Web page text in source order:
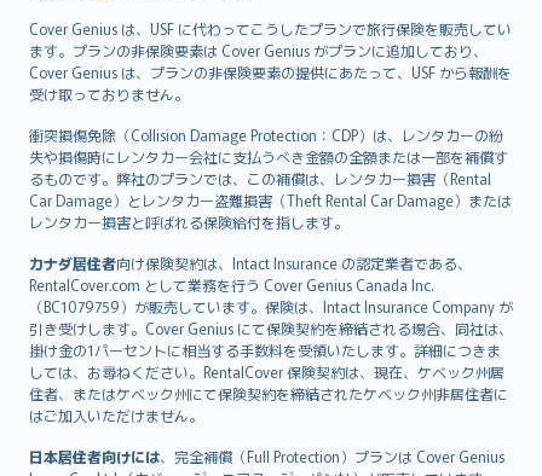
Cover Genius は、USF に代わってこうしたプランで旅行保険を販売してい
ます。プランの非保険要素は Cover Genius がプランに追加しており、
Cover Genius は、プランの非保険要素の提供にあたって、USF から報酬を
受け取っておりません。
衝突損傷免除（Collision Damage Protection：CDP）は、レンタカーの紛
失や損傷時にレンタカー会社に支払うべき金額の全額または一部を補償す
るものです。弊社のプランでは、この補償は、レンタカー損害（Rental
Car Damage）とレンタカー盗難損害（Theft Rental Car Damage）または
レンタカー損害と呼ばれる保険給付を指します。
カナダ居住者向け保険契約は、Intact Insurance の認定業者である、
RentalCover.com として業務を行う Cover Genius Canada Inc.
（BC1079759）が販売しています。保険は、Intact Insurance Company が
引き受けします。Cover Genius にて保険契約を締結される場合、同社は、
掛け金の1パーセントに相当する手数料を受領いたします。詳細につきま
しては、お尋ねください。RentalCover 保険契約は、現在、ケベック州居
住者、またはケベック州にて保険契約を締結されたケベック州非居住者に
はご加入いただけません。
日本居住者向けには、完全補償（Full Protection）プランは Cover Genius